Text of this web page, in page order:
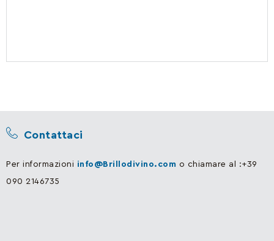
Contattaci
Per informazioni info@Brillodivino.com o chiamare al :+39
090 2146735